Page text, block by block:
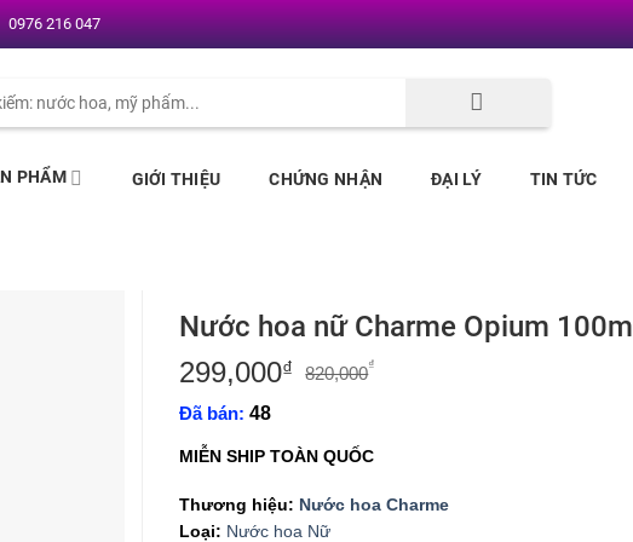
0976 216 047
PHẨM GIỚI THIỆU CHỨNG NHẬN ĐẠI LÝ TIN TỨC
Nước hoa nữ Charme Opium 100ml
820,000₫
299,000₫
Đã bán:48
MIỄN SHIP TOÀN QUỐC
Thương hiệu: Nước hoa Charme
Loại: Nước hoa Nữ